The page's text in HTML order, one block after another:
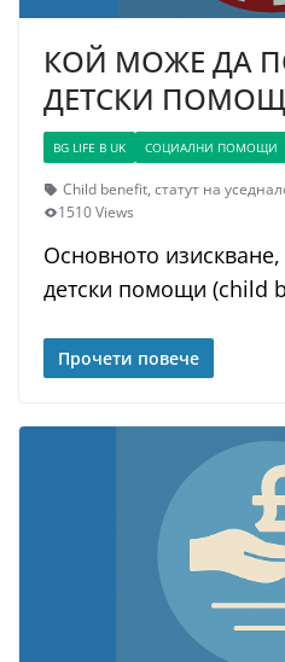
КОЙ МОЖЕ ДА
ДЕТСКИ
BG LIFE В UK СОЦИАЛНИ ПОМОЩИ
Child benefit, статут на
1510 Views
Основното
детски помощи (child
Прочети повече